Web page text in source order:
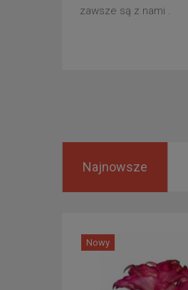
zawsze są z nami .
Najnowsze
Nowy